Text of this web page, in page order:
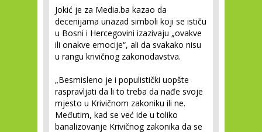
Jokić je za Media.ba kazao da
decenijama unazad simboli koji se ističu
u Bosni i Hercegovini izazivaju „ovakve
ili onakve emocije“, ali da svakako nisu
u rangu krivičnog zakonodavstva.
„Besmisleno je i populistički uopšte
raspravljati da li to treba da nađe svoje
mjesto u Krivičnom zakoniku ili ne.
Međutim, kad se već ide u toliko
banalizovanje Krivičnog zakonika da se